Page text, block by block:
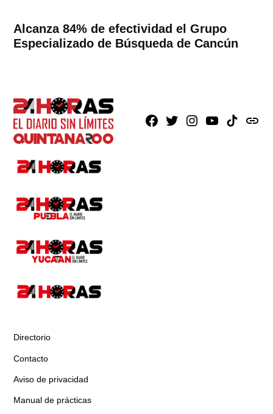
Alcanza 84% de efectividad el Grupo
Especializado de Búsqueda de Cancún
Facebook
X Instagram
YoutubeTikTokissuu
Directorio
Contacto
Aviso de privacidad
Manual de prácticas